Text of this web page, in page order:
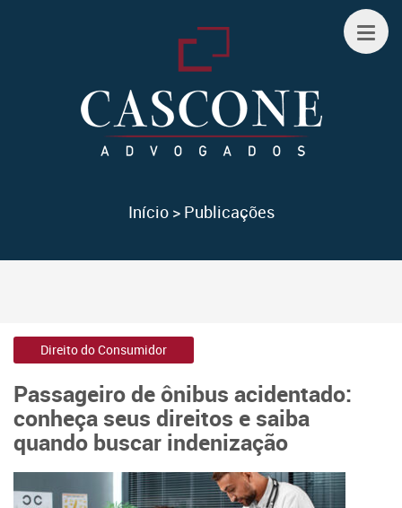
Início> Publicações
Direito do Consumidor
Passageiro de ônibus acidentado:
conheça seus direitos e saiba
quando buscar indenização